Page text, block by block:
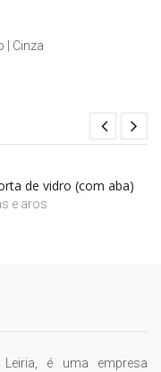
| Cinza
de vidro (com aba)
e aros
é uma empresa